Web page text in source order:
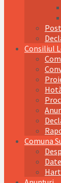
Consiliul
Comuna